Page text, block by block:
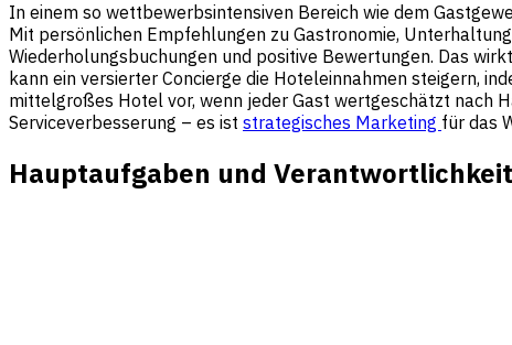
In einem so wettbewerbsintensiven Bereich wie dem
Mit persönlichen Empfehlungen zu Gastronomie,
Wiederholungsbuchungen und positive Bewertungen. Das
kann ein versierter Concierge die Hoteleinnahmen steigern,
mittelgroßes Hotel vor, wenn jeder Gast wertgeschätzt nach
Serviceverbesserung – es ist strategisches Marketing für das
Hauptaufgaben und